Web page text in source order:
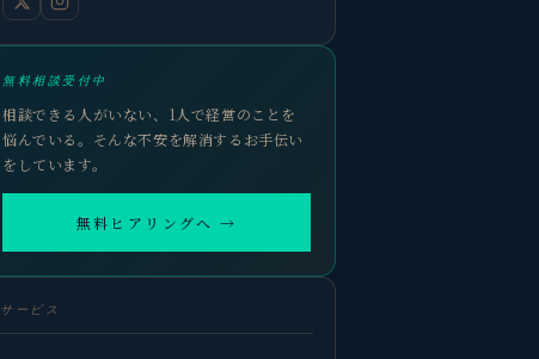
無料相談受付中
相談できる人がいない、1人で経営のことを
悩んでいる。そんな不安を解消するお手伝い
をしています。
無料ヒアリングへ →
サービス